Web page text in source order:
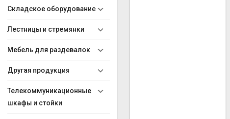
Складское оборудование
Лестницы и стремянки
Мебель для раздевалок
Другая продукция
Телекоммуникационные
шкафы и стойки